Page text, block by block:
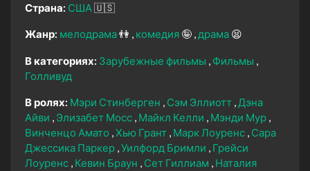
Страна: США🇺🇸
Жанр: мелодрама👫 комедия 🤪 драма 😫
В категориях: Зарубежные фильмы
Фильмы
Голливуд
В ролях: Мэри Стинберген Сэм Эллиотт Дэна
Айви
Элизабет Мосс Майкл Келли
Мэнди Мур
Винченцо Амато Хью Грант Марк Лоуренс Сара
Джессика Паркер Уилфорд Бримли
Грейси
Лоуренс Кевин Браун Сет Гиллиам
Наталия